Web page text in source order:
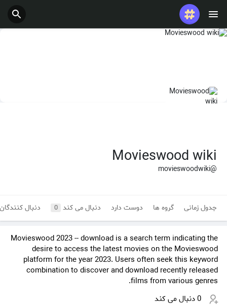
Movieswood wiki
@movieswoodwiki
جدول زمانی گروه ها دوست دارد دنبال می کند 0 دنبال
Movieswood 2023 -- download is a search term indicating the
desire to access the latest movies on the Movieswood
platform for the year 2023. Users often seek this keyword
combination to discover and download recently released
films from various genres.
0 دنبال می کند